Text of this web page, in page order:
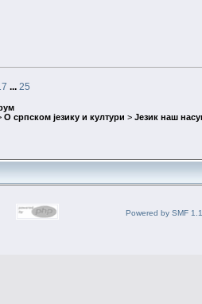
... 25
О српском језику и култури > Језик наш
Powered by SMF